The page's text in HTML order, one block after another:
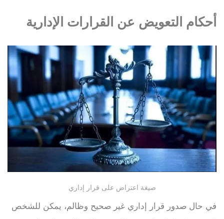
أحكام التعويض عن القرارات الإدارية
صيغة اعتراض على قرار إداري
في حال صدور قرار إداري غير صحيح وظالم، يمكن للشخص